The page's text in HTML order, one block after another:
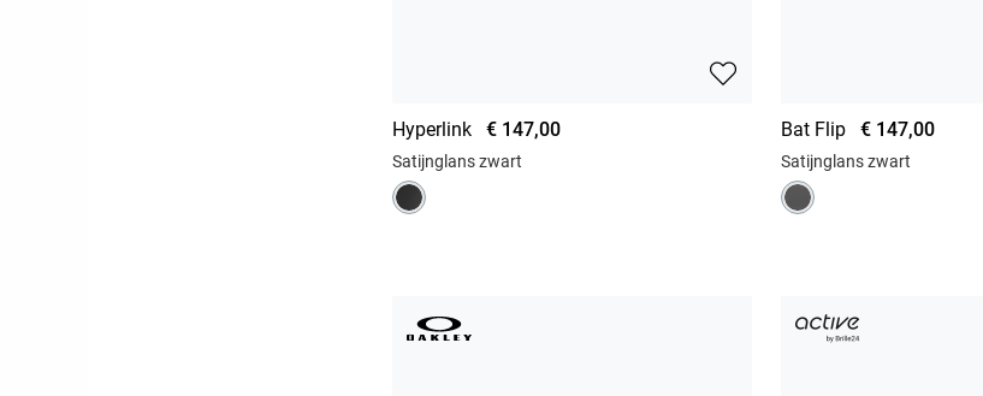
Hyperlink € 147,00
Satijnglans zwart
Bat Flip € 147,00
Satijnglans zwart